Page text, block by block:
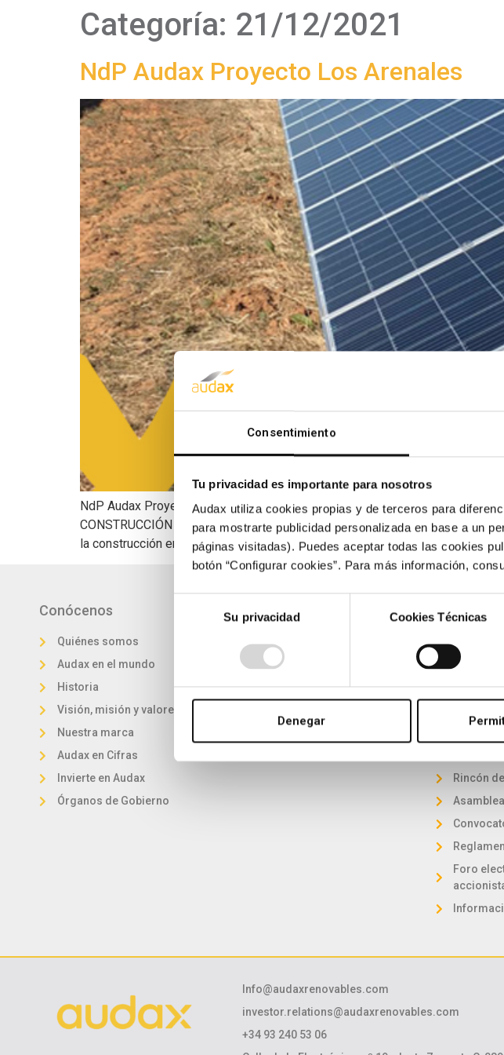
Consentimiento
Tu privacidad es importante para nosotros
Audax utiliza cookies propias y de terceros para
para mostrarte publicidad personalizada en base a un
páginas visitadas). Puedes aceptar todas las cookies
botón “Configurar cookies”. Para más información,
Su privacidad Cookies Técnicas
Denegar
Categoría: 21/12/2021
NdP Audax Proyecto Los Arenales
NdP Audax Proyecto Los Arenales Inicio Notas de prensa NdP Audax
CONSTRUCCIÓN DE SU PROYECTO LOS ARENALES La sociedad
la construcción en las próximas semanas. Audax Renovables (ADX.MC), el
Conócenos
Quiénes somos
Audax en el mundo
Historia
Visión, misión y valores
Nuestra marca
Audax en Cifras
Invierte en Audax
Órganos de Gobierno
Proyectos
Cartera de proyectos
Plan de crecimiento
Solar
Rincón
Foro
Info@audaxrenovables.com
investor.relations@audaxrenovables.com
+34 93 240 53 06